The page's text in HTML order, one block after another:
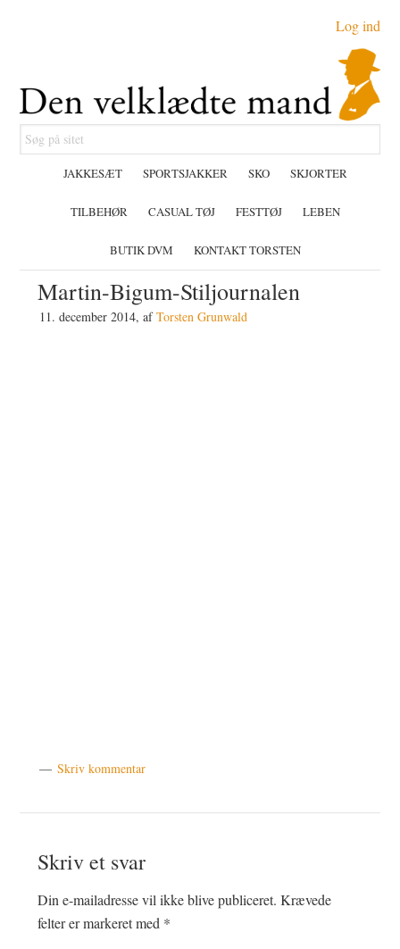
navigation
sidebar
Log ind
Søg
på
JAKKESÆT SPORTSJAKKER SKO SKJORTER
TILBEHØR CASUAL TØJ FESTTØJ LEBEN
BUTIK DVM KONTAKT TORSTEN
Martin-Bigum-Stiljournalen
11. december 2014, afTorsten Grunwald
Skriv kommentar
Skriv et svar
Din e-mailadresse vil ikke blive publiceret. Krævede
felter er markeret med *